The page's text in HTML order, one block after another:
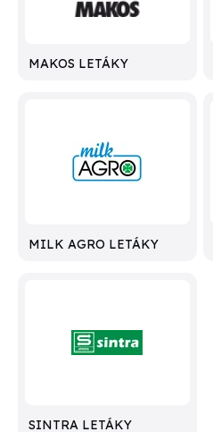
MAKOS LETÁKY
MILK AGRO LETÁKY
SINTRA LETÁKY